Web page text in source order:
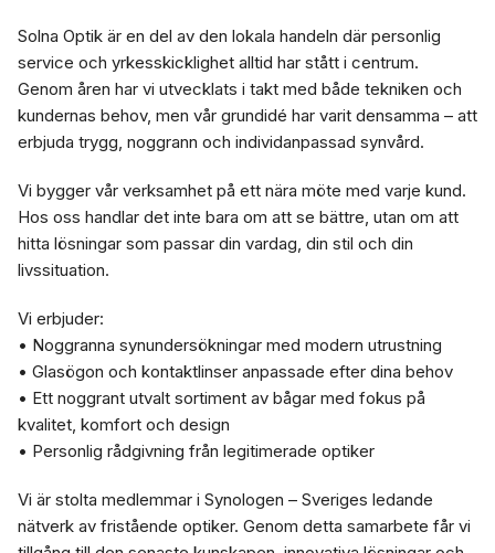
Solna Optik är en del av den lokala handeln där personlig
service och yrkesskicklighet alltid har stått i centrum.
Genom åren har vi utvecklats i takt med både tekniken och
kundernas behov, men vår grundidé har varit densamma – att
erbjuda trygg, noggrann och individanpassad synvård.
Vi bygger vår verksamhet på ett nära möte med varje kund.
Hos oss handlar det inte bara om att se bättre, utan om att
hitta lösningar som passar din vardag, din stil och din
livssituation.
Vi erbjuder:
• Noggranna synundersökningar med modern utrustning
• Glasögon och kontaktlinser anpassade efter dina behov
• Ett noggrant utvalt sortiment av bågar med fokus på
kvalitet, komfort och design
• Personlig rådgivning från legitimerade optiker
Vi är stolta medlemmar i Synologen – Sveriges ledande
nätverk av fristående optiker. Genom detta samarbete får vi